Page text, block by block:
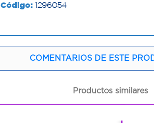
Código: 1296054
COMENTARIOS DE ESTE
Productos similares